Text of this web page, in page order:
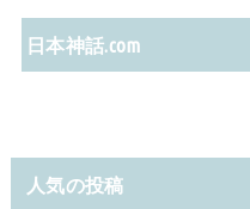
日本神話.com
人気の投稿